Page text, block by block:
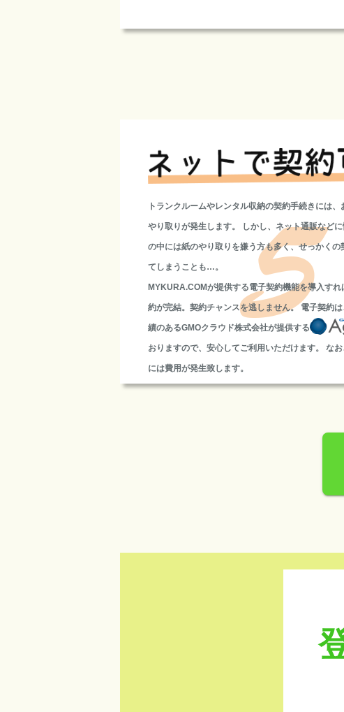
トランクルームやレンタル収納の契約手続きには
やり取りが発生します。 しかし、ネット通販など
の中には紙のやり取りを嫌う方も多く、せっかくの
てしまうことも…。
MYKURA.COMが提供する電子契約機能を導入すれ
約が完結。契約チャンスを逃しません。 電子契約
績のあるGMOクラウド株式会社が提供する
おりますので、安心してご利用いただけます。 な
には費用が発生致します。